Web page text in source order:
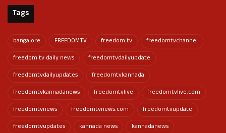
Tags
bangalore FREEDOMTV freedom tv
freedomtvchannel
freedom tv daily news
freedomtvdailyupdate
freedomtvdailyupdates
freedomtvkannada
freedomtvkannadanews
freedomtvlive
freedomtvlive.com
freedomtvnews
freedomtvnews.com
freedomtvupdate
freedomtvupdates
kannada news
kannadanews